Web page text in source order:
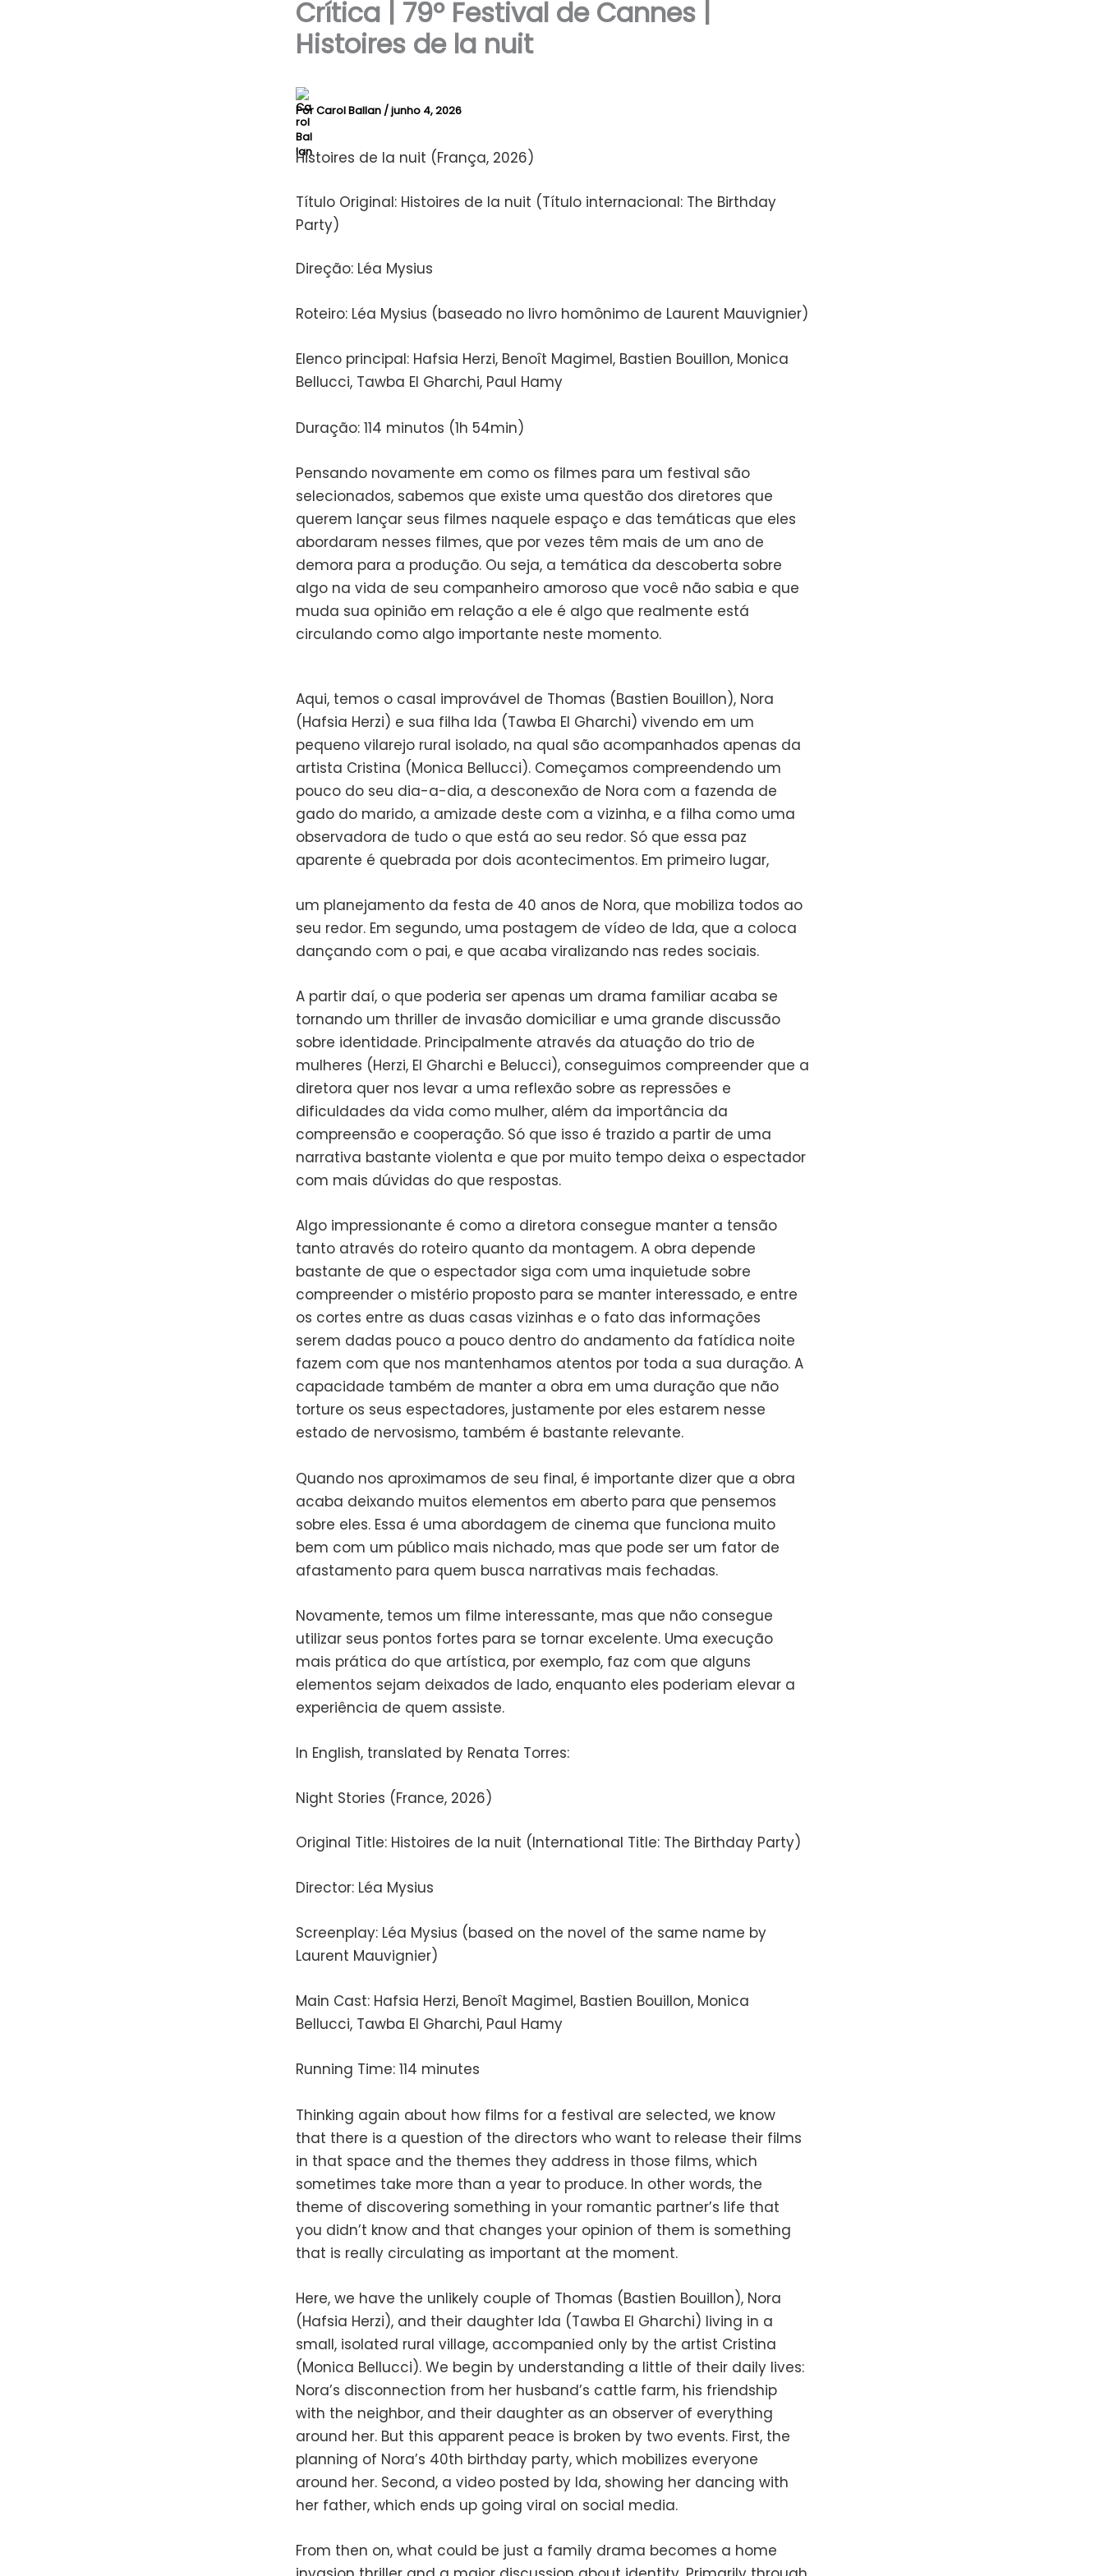
Crítica | 79º Festival de Cannes |
Histoires de la nuit
PorCarol Ballan /junho 4, 2026
Histoires de la nuit (França, 2026)
Título Original: Histoires de la nuit (Título internacional: The Birthday
Party)
Direção: Léa Mysius
Roteiro: Léa Mysius (baseado no livro homônimo de Laurent Mauvignier)
Elenco principal: Hafsia Herzi, Benoît Magimel, Bastien Bouillon, Monica
Bellucci, Tawba El Gharchi, Paul Hamy
Duração: 114 minutos (1h 54min)
Pensando novamente em como os filmes para um festival são
selecionados, sabemos que existe uma questão dos diretores que
querem lançar seus filmes naquele espaço e das temáticas que eles
abordaram nesses filmes, que por vezes têm mais de um ano de
demora para a produção. Ou seja, a temática da descoberta sobre
algo na vida de seu companheiro amoroso que você não sabia e que
muda sua opinião em relação a ele é algo que realmente está
circulando como algo importante neste momento.
Aqui, temos o casal improvável de Thomas (Bastien Bouillon), Nora
(Hafsia Herzi) e sua filha Ida (Tawba El Gharchi) vivendo em um
pequeno vilarejo rural isolado, na qual são acompanhados apenas da
artista Cristina (Monica Bellucci). Começamos compreendendo um
pouco do seu dia-a-dia, a desconexão de Nora com a fazenda de
gado do marido, a amizade deste com a vizinha, e a filha como uma
observadora de tudo o que está ao seu redor. Só que essa paz
aparente é quebrada por dois acontecimentos. Em primeiro lugar,
um planejamento da festa de 40 anos de Nora, que mobiliza todos ao
seu redor. Em segundo, uma postagem de vídeo de Ida, que a coloca
dançando com o pai, e que acaba viralizando nas redes sociais.
A partir daí, o que poderia ser apenas um drama familiar acaba se
tornando um thriller de invasão domiciliar e uma grande discussão
sobre identidade. Principalmente através da atuação do trio de
mulheres (Herzi, El Gharchi e Belucci), conseguimos compreender que a
diretora quer nos levar a uma reflexão sobre as repressões e
dificuldades da vida como mulher, além da importância da
compreensão e cooperação. Só que isso é trazido a partir de uma
narrativa bastante violenta e que por muito tempo deixa o espectador
com mais dúvidas do que respostas.
Algo impressionante é como a diretora consegue manter a tensão
tanto através do roteiro quanto da montagem. A obra depende
bastante de que o espectador siga com uma inquietude sobre
compreender o mistério proposto para se manter interessado, e entre
os cortes entre as duas casas vizinhas e o fato das informações
serem dadas pouco a pouco dentro do andamento da fatídica noite
fazem com que nos mantenhamos atentos por toda a sua duração. A
capacidade também de manter a obra em uma duração que não
torture os seus espectadores, justamente por eles estarem nesse
estado de nervosismo, também é bastante relevante.
Quando nos aproximamos de seu final, é importante dizer que a obra
acaba deixando muitos elementos em aberto para que pensemos
sobre eles. Essa é uma abordagem de cinema que funciona muito
bem com um público mais nichado, mas que pode ser um fator de
afastamento para quem busca narrativas mais fechadas.
Novamente, temos um filme interessante, mas que não consegue
utilizar seus pontos fortes para se tornar excelente. Uma execução
mais prática do que artística, por exemplo, faz com que alguns
elementos sejam deixados de lado, enquanto eles poderiam elevar a
experiência de quem assiste.
In English, translated by Renata Torres:
Night Stories (France, 2026)
Original Title: Histoires de la nuit (International Title: The Birthday Party)
Director: Léa Mysius
Screenplay: Léa Mysius (based on the novel of the same name by
Laurent Mauvignier)
Main Cast: Hafsia Herzi, Benoît Magimel, Bastien Bouillon, Monica
Bellucci, Tawba El Gharchi, Paul Hamy
Running Time: 114 minutes
Thinking again about how films for a festival are selected, we know
that there is a question of the directors who want to release their films
in that space and the themes they address in those films, which
sometimes take more than a year to produce. In other words, the
theme of discovering something in your romantic partner’s life that
you didn’t know and that changes your opinion of them is something
that is really circulating as important at the moment.
Here, we have the unlikely couple of Thomas (Bastien Bouillon), Nora
(Hafsia Herzi), and their daughter Ida (Tawba El Gharchi) living in a
small, isolated rural village, accompanied only by the artist Cristina
(Monica Bellucci). We begin by understanding a little of their daily lives:
Nora’s disconnection from her husband’s cattle farm, his friendship
with the neighbor, and their daughter as an observer of everything
around her. But this apparent peace is broken by two events. First, the
planning of Nora’s 40th birthday party, which mobilizes everyone
around her. Second, a video posted by Ida, showing her dancing with
her father, which ends up going viral on social media.
From then on, what could be just a family drama becomes a home